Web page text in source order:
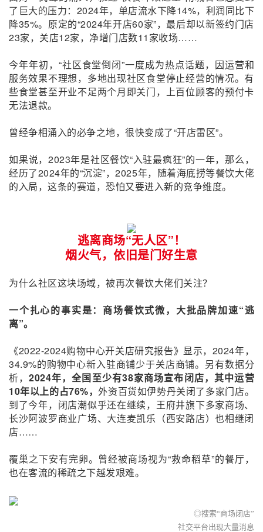
了巨大的压力：2024年，单店流水下降14%，利润同比下
降35%。原定的“2024年开店60家”，最后却以新签约门店
23家，关店12家，净增门店数11家收场……
今年年初，“社区食堂倒闭”一度成为热点话题，因运营和
服务效果不理想，多地出现社区食堂停止经营的情况。有
些食堂甚至开业不足两个月即关门，上百位顾客的预付卡
无法退款。
曾经争相涌入的必争之地，很快变成了“开店雷区”。
如果说，2023年是社区餐饮“入驻最疯狂”的一年，那么，
经历了2024年的“沉淀”，2025年， 随着海底捞等餐饮大佬
的入局，这条的赛道， 恐怕又要进入新的竞争维度。
逃离商场“无人区”！
烟火气，依旧是门好生意
为什么社区这块场域，被再次餐饮大佬们关注？
一个扎心的事实是：商场餐饮式微，大批品牌加速“逃
离”。
《2022-2024购物中心开关店研究报告》显示，2024年，
34.9%的购物中心新入驻商铺少于关店商铺。另有数据分
析，2024年，全国至少有38家商场宣布闭店，其中运营
10年以上的占76%，外资百货如伊势丹关闭了多家门店。
到了今年，闭店潮似乎还在继续，王府井旗下多家商场、
长沙阿波罗商业广场、大连麦凯乐（西安路店）也相继闭
店……
覆巢之下安有完卵。曾经被商场视为“救命稻草”的餐厅，
也在客流的稀疏之下越发艰难。
◎搜索“商场闭店”
社交平台出现大量消息